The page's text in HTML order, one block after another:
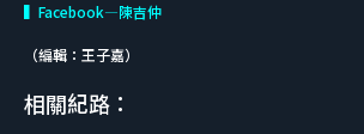
▍Facebook—陳吉仲
（編輯：王子嘉）
相關紀路：